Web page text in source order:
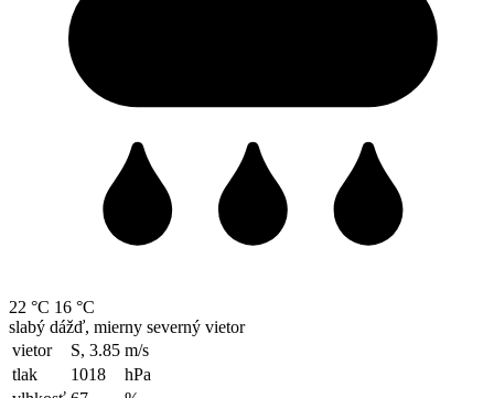
22 °C 16 °C
slabý dážď, mierny severný vietor
vietor
S, 3.85 m/s
tlak
1018
hPa